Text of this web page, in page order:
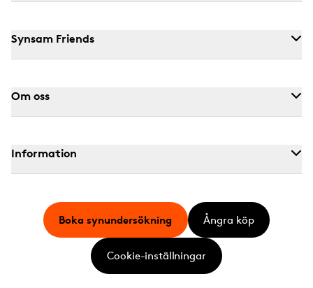
Synsam Friends
Om oss
Information
Boka synundersökning Ångra köp
Cookie-inställningar